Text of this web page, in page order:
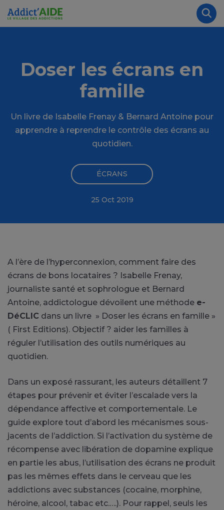
Aller au contenu principal
Doser les écrans en
famille
Un livre de Isabelle Frenay & Bernard Antoine pour
apprendre à reprendre le contrôle des écrans au
quotidien.
ÉCRANS
25 Oct 2019
A l’ère de l’hyperconnexion, comment faire des
écrans de bons locataires ? Isabelle Frenay,
journaliste santé et sophrologue et Bernard
Antoine, addictologue dévoilent une méthode e-
DéCLIC dans un livre » Doser les écrans en famille »
( First Editions). Objectif ? aider les familles à
réguler l’utilisation des outils numériques au
quotidien.
Dans un exposé rassurant, les auteurs détaillent 7
étapes pour prévenir et éviter l’escalade vers la
dépendance affective et comportementale. Le
guide explore tout d’abord les mécanismes sous-
jacents de l’addiction. Si l’activation du système de
récompense avec libération de dopamine explique
en partie les abus, l’utilisation des écrans ne produit
pas les mêmes effets dans le cerveau que les
addictions avec substances (cocaine, morphine,
héroine, alcool, tabac etc.….). Pour rappel, seuls les
Panneau de gestion des cookies